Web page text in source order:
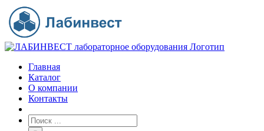
Главная
Каталог
О компании
Контакты